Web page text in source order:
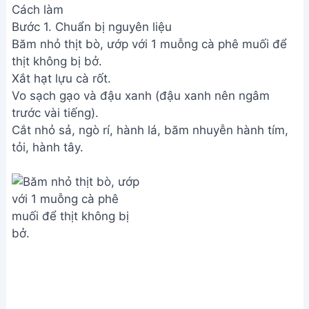
Cách làm
Bước 1. Chuẩn bị nguyên liệu
Băm nhỏ thịt bò, ướp với 1 muỗng cà phê muối để
thịt không bị bở.
Xắt hạt lựu cà rốt.
Vo sạch gạo và đậu xanh (đậu xanh nên ngâm
trước vài tiếng).
Cắt nhỏ sả, ngò rí, hành lá, băm nhuyễn hành tím,
tỏi, hành tây.